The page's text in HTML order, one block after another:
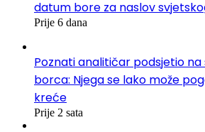
datum bore za naslov
Prije 6 dana
Poznati analitičar podsjetio
borca: Njega se lako može
kreće
Prije 2 sata